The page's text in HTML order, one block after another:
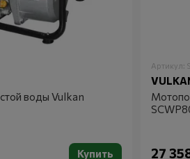
продукцию бренда
годы бренд активно внедряет
и улучшенные системы
доступна в
развивать свои дилерские сети и
известна своей долговечностью и
воды Vulkan
Купить
Артикул:
27